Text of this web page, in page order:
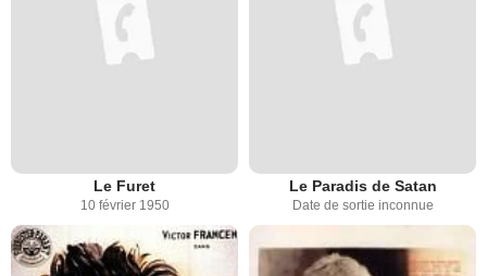
Le Furet
10 février 1950
Le Paradis de Satan
Date de sortie inconnue